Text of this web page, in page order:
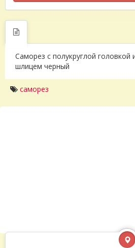
Саморез с полукруглой головкой
шлицем черный
саморез